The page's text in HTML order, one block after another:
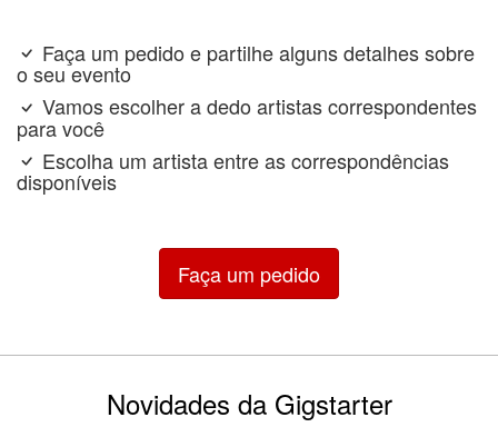
Faça um pedido e partilhe alguns detalhes sobre
o seu evento
Vamos escolher a dedo artistas correspondentes
para você
Escolha um artista entre as correspondências
disponíveis
Faça um pedido
Novidades da Gigstarter